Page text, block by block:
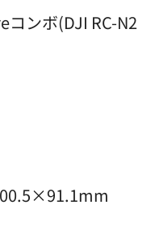
コンボ(DJI RC-N2